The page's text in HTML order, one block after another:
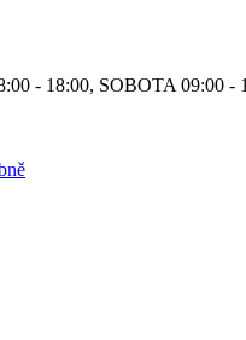
- 18:00, SOBOTA 09:00 -